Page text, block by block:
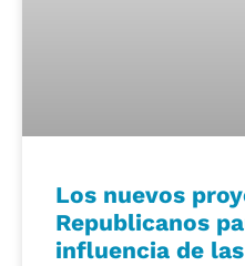
Los nuevos
Republicanos
influencia de